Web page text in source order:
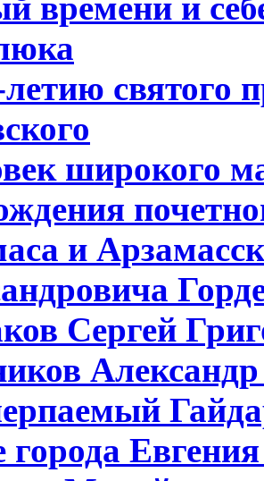
святого
широкого
и
Сергей
города